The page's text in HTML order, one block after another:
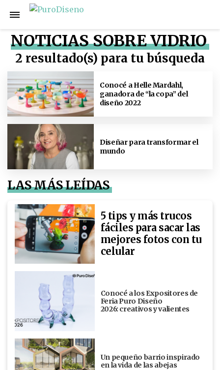
NOTICIAS SOBRE VIDRIO
2 resultado(s) para tu búsqueda
Conocé a Helle Mardahl,
ganadora de “la copa” del
diseño 2022
Diseñar para transformar el
mundo
LAS MÁS LEÍDAS
5 tips y más trucos
fáciles para sacar las
mejores fotos con tu
celular
Conocé a los Expositores de
Feria Puro Diseño
2026: creativos y valientes
Un pequeño barrio inspirado
en la vida de las abejas